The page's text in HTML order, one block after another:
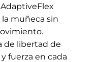
muñeca sin
de libertad de
fuerza en cada